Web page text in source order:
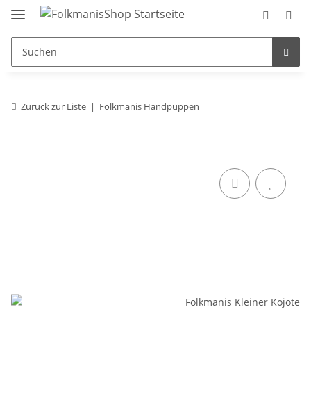
Zurück zur Liste Folkmanis Handpuppen